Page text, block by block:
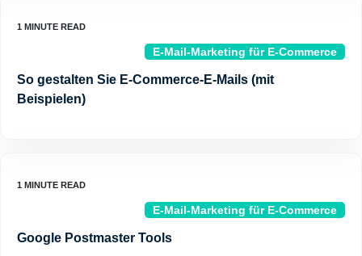
E-Mail-Marketing für E-Commerce
So gestalten Sie E-Commerce-E-Mails (mit
Beispielen)
E-Mail-Marketing für E-Commerce
Google Postmaster Tools